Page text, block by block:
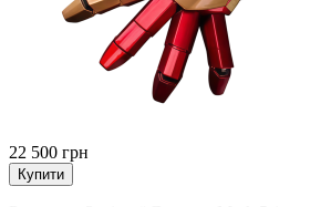
22 500 грн
Купити